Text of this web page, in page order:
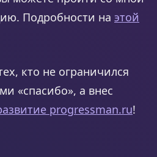
Подробности на этой
кто не ограничился
«спасибо», а внес
progressman.ru!